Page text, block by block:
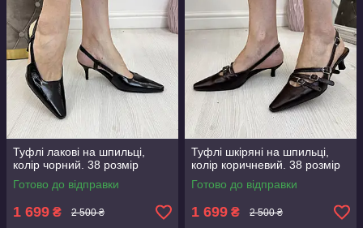
Туфлі лакові на шпильці,
колір чорний. 38 розмір
Готово до відправки
1 699 ₴ 2 500 ₴
Туфлі шкіряні на шпильці,
колір коричневий. 38 розмір
Готово до відправки
1 699 ₴ 2 500 ₴